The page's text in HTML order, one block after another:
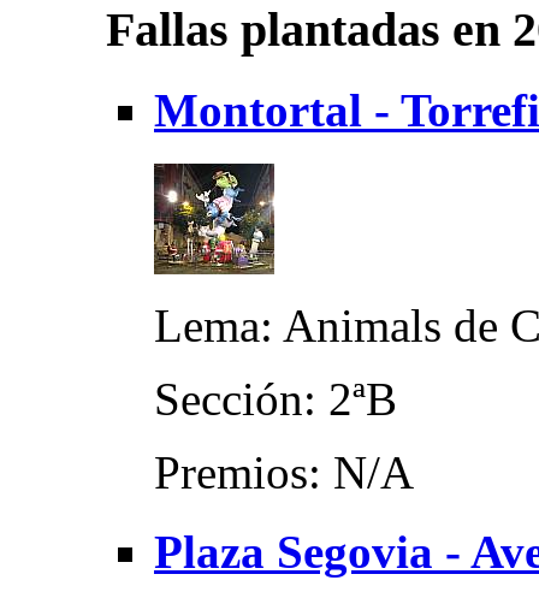
Fallas plantadas en
Montortal -
Lema: Animals de
Sección: 2ªB
Premios: N/A
Plaza Segovia -